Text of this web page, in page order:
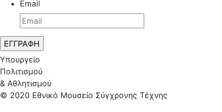
Email
Υπουργείο
Πολιτισμού
& Αθλητισμού
© 2020 Εθνικό Μουσείο Σύγχρονης Τέχνης